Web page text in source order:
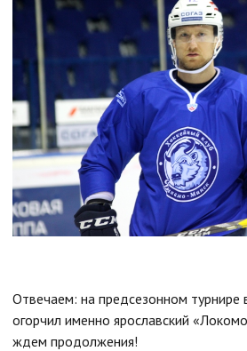
Отвечаем: на предсезонном
огорчил именно ярославский
ждем продолжения!